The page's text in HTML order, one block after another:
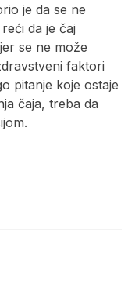
je da se ne
da je čaj
se ne može
faktori
pitanje koje ostaje
čaja, treba da